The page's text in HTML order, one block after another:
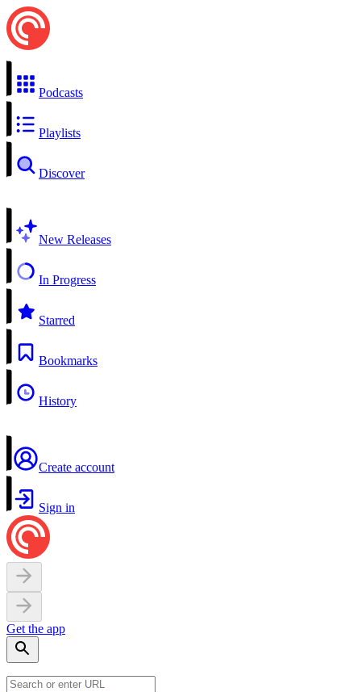
Podcasts
Playlists
Discover
New Releases
In Progress
Starred
Bookmarks
History
Create account
Sign in
Get the app